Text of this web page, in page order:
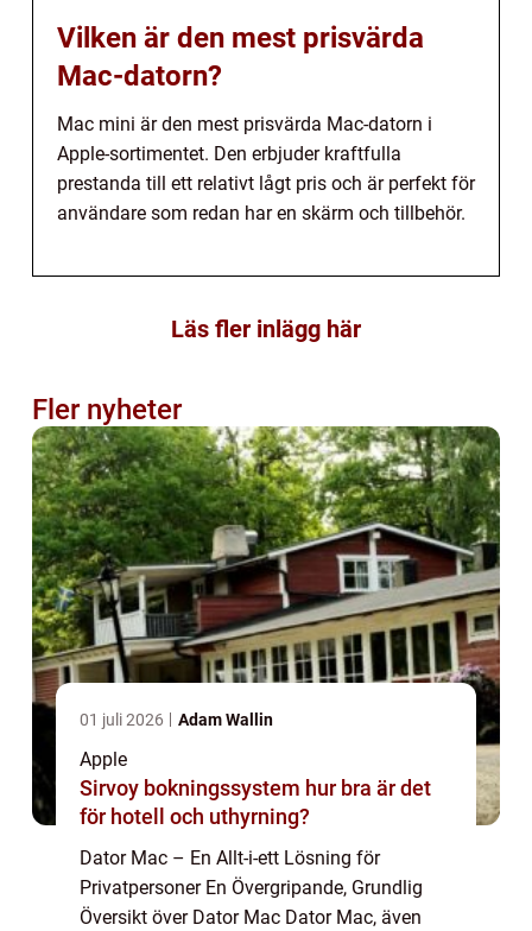
Vilken är den mest prisvärda
Mac-datorn?
Mac mini är den mest prisvärda Mac-datorn i
Apple-sortimentet. Den erbjuder kraftfulla
prestanda till ett relativt lågt pris och är perfekt för
användare som redan har en skärm och tillbehör.
Läs fler inlägg här
Fler nyheter
01 juli 2026 Adam Wallin
Apple
Sirvoy bokningssystem hur bra är det
för hotell och uthyrning?
Dator Mac – En Allt-i-ett Lösning för
Privatpersoner En Övergripande, Grundlig
Översikt över Dator Mac Dator Mac, även